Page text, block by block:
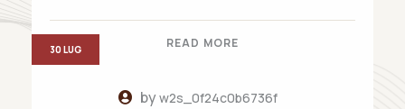
READ MORE
byw2s_0f24c0b6736f
30 LUG